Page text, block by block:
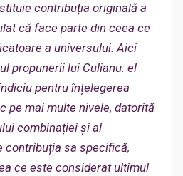
contribuția originală a
că face parte din ceea ce
a universului. Aici
propunerii lui Culianu: el
pentru înțelegerea
pe mai multe nivele, datorită
combinației și al
contribuția sa specifică,
ce este considerat ultimul